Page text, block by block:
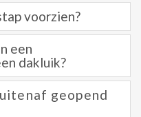
voorzien?
een
dakluik?
geopend